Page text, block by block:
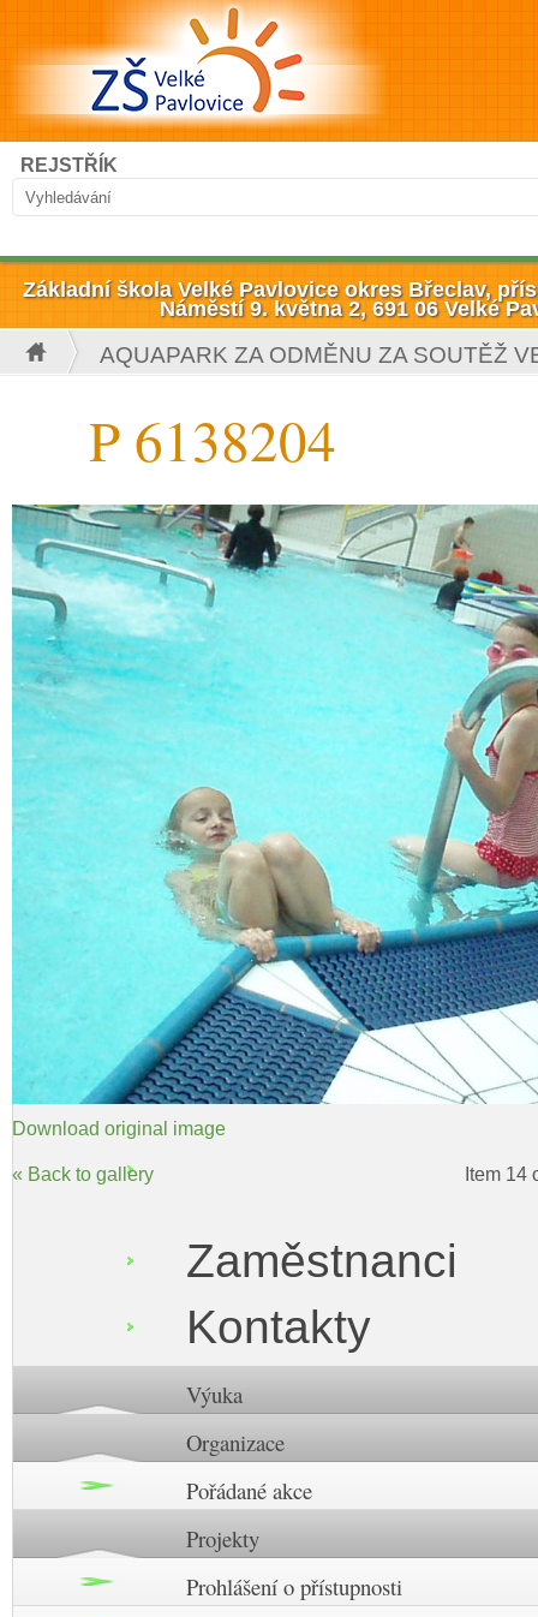
Přejít k hlavnímu obsahu
Vyhledávání
Hledat
REJSTŘÍK
Základní škola Velké Pavlovice okres Břeclav,
Náměstí 9. května 2, 691 06 Velké
Jste zde
AQUAPARK ZA ODMĚNU ZA SOUTĚŽ
P 6138204
Download original image
« Back to gallery Item 14
Zaměstnanci
Kontakty
Výuka
Organizace
Pořádané akce
Projekty
Prohlášení o přístupnosti